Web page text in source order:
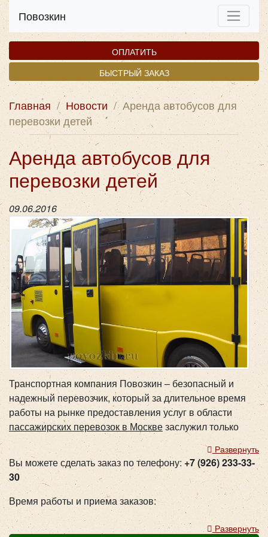
Повозкин
ОПЛАТИТЬ
БЫСТРЫЙ ЗАКАЗ
Главная / Новости / Аренда автобусов для
перевозки детей
Аренда автобусов для
перевозки детей
09.06.2016
Транспортная компания Повозкин – безопасный и
надежный перевозчик, который за длительное время
работы на рынке предоставления услуг в области
пассажирских перевозок в Москвезаслужил только
положительные отзывы. Аренда автобусов для
перевозки детей – ответственное мероприятие,
которое требует излишней внимательности и
ответственности со стороны заказчика и исполнителя.
Мы организуем школьные и дошкольные поездки,
соблюдая все требования безопасности. Автопарк
Развернуть
Вы можете сделать заказ по телефону: +7 (926) 233-33-
30
Время работы и приема заказов:
Прием заказов с сайта - 24 часа (круглосуточно)
Развернуть